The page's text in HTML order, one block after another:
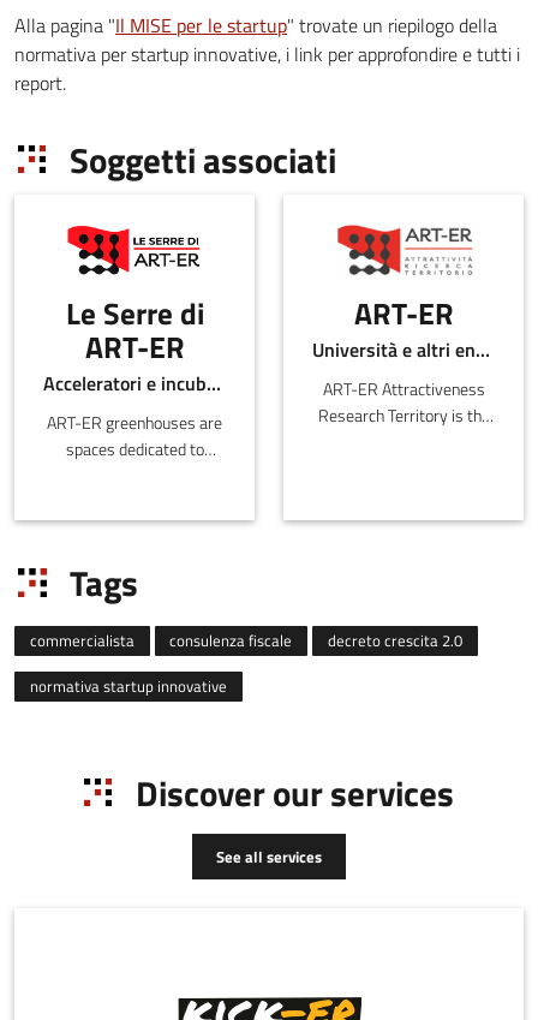
Alla pagina "Il MISE per le startup" trovate un riepilogo della
normativa per startup innovative, i link per approfondire e tutti i
report.
Soggetti associati
Le Serre di
ART-ER
Acceleratori e incubatori di in-ER
ART-ER greenhouses are
spaces dedicated to
Margherita.
ART-ER
Università e altri enti pubblici
ART-ER Attractiveness
Research Territory is the
Tags
commercialista consulenza fiscale
decreto crescita 2.0
normativa startup innovative
Discover our services
See all services